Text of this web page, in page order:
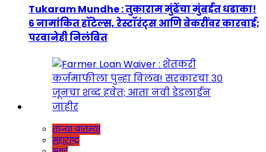
Tukaram Mundhe : तुकाराम मुंढेंचा मुंबईत धडाका!
६ नामांकित हॉटेल्स, रेस्टॉरंट्स आणि बेकरींवर कारवाई;
परवानेही निलंबित
ताज्या बातम्या
महाराष्ट्र